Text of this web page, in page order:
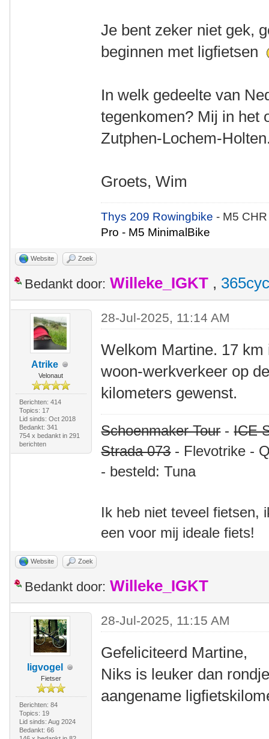
Je bent zeker niet gek,
beginnen met ligfietsen
In welk gedeelte van
tegenkomen? Mij in het
Zutphen-Lochem-
Groets, Wim
Thys 209 Rowingbike- M5
Pro - M5 MinimalBike
Website Zoek
Bedankt door: Willeke_IGKT ,
Atrike
Velonaut
Berichten: 414
Topics: 17
Lid sinds: Oct 2018
Bedankt: 341
754 x bedankt in 291
berichten
28-Jul-2025, 11:14 AM
Welkom Martine. 17
woon-werkverkeer op
kilometers gewenst.
Schoenmaker Tour-ICE
Strada 073- Flevotrike -
- besteld: Tuna
Ik heb niet teveel fietsen,
een voor mij ideale fiets!
Website Zoek
Bedankt door: Willeke_IGKT
ligvogel
Fietser
Berichten: 84
Topics: 19
Lid sinds: Aug 2024
Bedankt: 66
28-Jul-2025, 11:15 AM
Gefeliciteerd Martine,
Niks is leuker dan
aangename